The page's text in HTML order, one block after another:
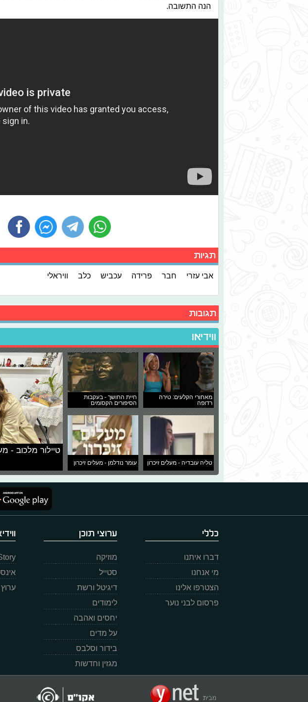
הנה התשובה.
תגיות
אבי עזרי חבר פרידה עכביש כלב וויראלי
תגובות
ווידיאו
מאחורי הקלעים: טירה
רדופה
חיית החושך - בעקבות
הסיפורים הקסומים
טליה עובדיה - מעלים זיכרון עומר נודלמן - מעלים זיכרון
טיילור מלכוב -
כללי
דברו איתנו
מי אנחנו
הצטרפו אלינו
פרסום לבני נוער
ערוצי תוכן
מוזיקה
סטייל
דיגיטל ורשת
לימודים
יחסים ואהבה
על מדים
בידור וסלבס
מגזין וחדשות
ערוץ Zoom